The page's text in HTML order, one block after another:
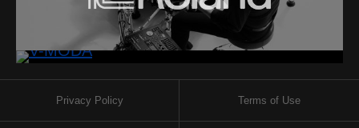
Privacy Policy Terms of Use